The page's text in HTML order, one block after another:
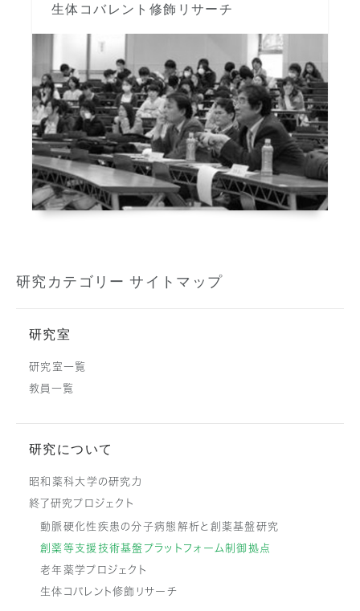
生体コバレント修飾リサーチ
研究カテゴリー サイトマップ
研究室
研究室一覧
教員一覧
研究について
昭和薬科大学の研究力
終了研究プロジェクト
動脈硬化性疾患の分子病態解析と創薬基盤研究
創薬等支援技術基盤プラットフォーム制御拠点
老年薬学プロジェクト
生体コバレント修飾リサーチ